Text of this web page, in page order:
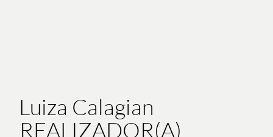
Luiza Calagian
REALIZADOR(A)